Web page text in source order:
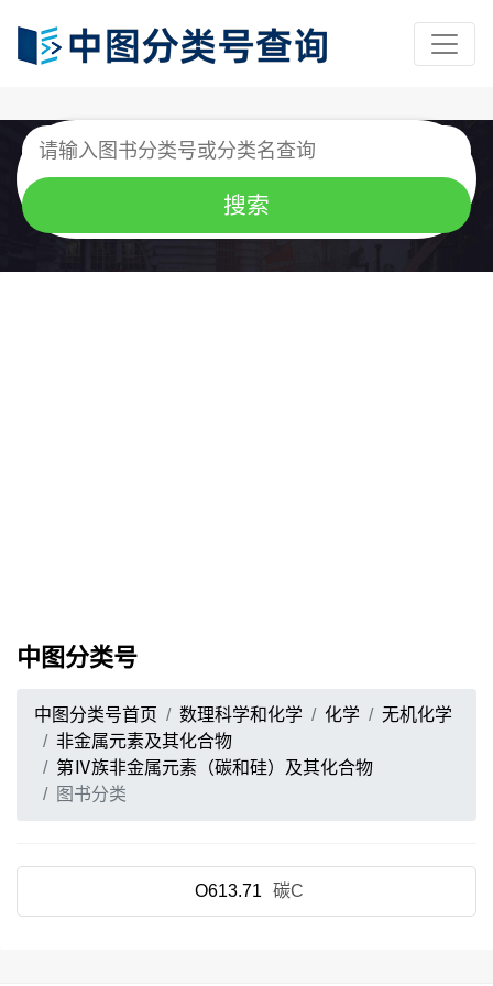
中图分类号
中图分类号首页 数理科学和化学 化学
无机化学
非金属元素及其化合物
第Ⅳ族非金属元素（碳和硅）及其化合物
图书分类
O613.71 碳C